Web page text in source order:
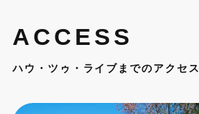
ACCESS
ハウ・ツゥ・ライブまでのアクセス